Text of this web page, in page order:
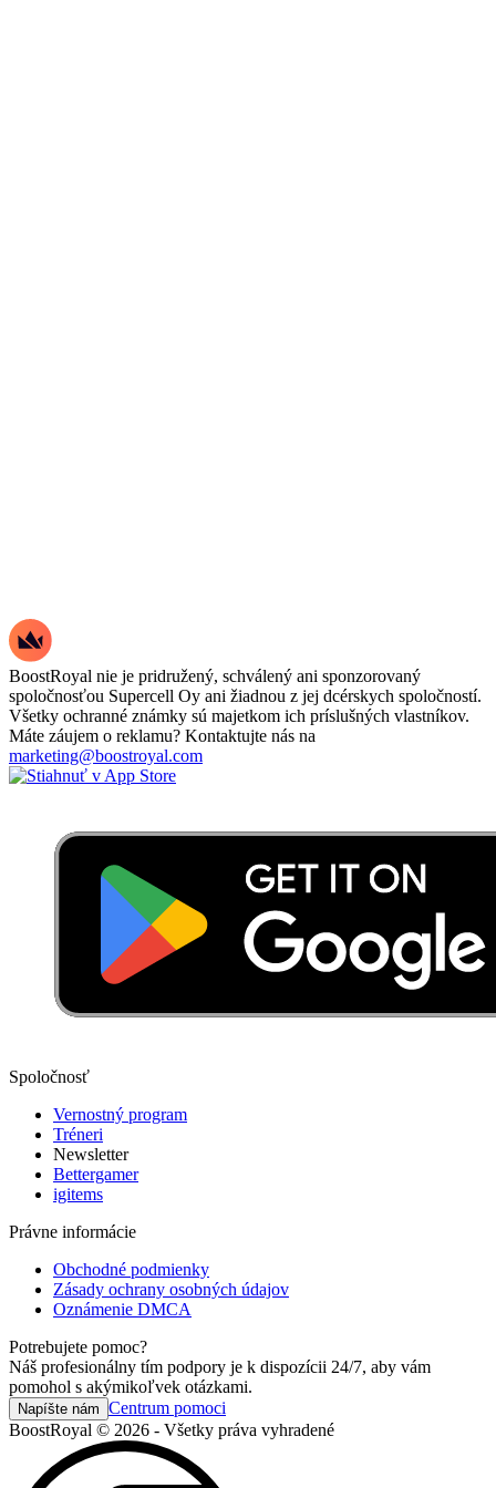
BoostRoyal nie je pridružený, schválený ani sponzorovaný
spoločnosťou Supercell Oy ani žiadnou z jej dcérskych spoločností.
Všetky ochranné známky sú majetkom ich príslušných vlastníkov.
Máte záujem o reklamu? Kontaktujte nás na
marketing@boostroyal.com
Spoločnosť
Vernostný program
Tréneri
Newsletter
Bettergamer
igitems
Právne informácie
Obchodné podmienky
Zásady ochrany osobných údajov
Oznámenie DMCA
Potrebujete pomoc?
Náš profesionálny tím podpory je k dispozícii 24/7, aby vám
pomohol s akýmikoľvek otázkami.
Napíšte nám Centrum pomoci
BoostRoyal © 2026 - Všetky práva vyhradené